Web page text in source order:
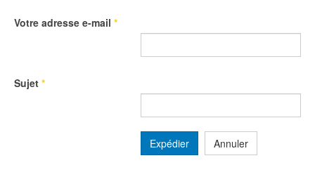
Votre adresse e-mail *
Sujet *
Expédier Annuler